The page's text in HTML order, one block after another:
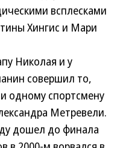
всплесками
Хингис и Мари
Николая и у
совершил то,
одному спортсмену
Метревели.
дошел до финала